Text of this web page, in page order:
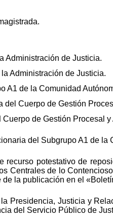
Administración de Justicia.
Administración de Justicia.
A1 de la Comunidad
Cuerpo de Gestión
de Gestión Procesal y
del Subgrupo A1 de la
potestativo de
Centrales de lo
la publicación en el
Presidencia, Justicia y
del Servicio Público de